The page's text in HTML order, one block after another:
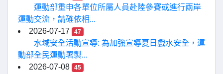
運動部重申各單位所屬人員赴陸參賽或進行兩岸
運動交流，請確依相...
2026-07-17
47
水域安全活動宣導: 為加強宣導夏日戲水安全，運
動部全民運動署製...
2026-07-08
45